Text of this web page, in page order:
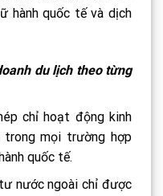
hành quốc tế và dịch
du lịch theo từng
chỉ hoạt động kinh
mọi trường hợp
quốc tế.
nước ngoài chỉ được